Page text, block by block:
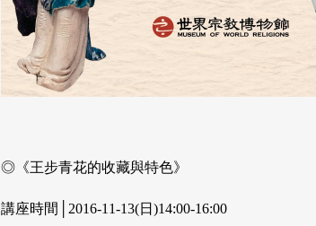
◎《王步青花的收藏與特色》
講座時間│2016-11-13(日)14:00-16:00